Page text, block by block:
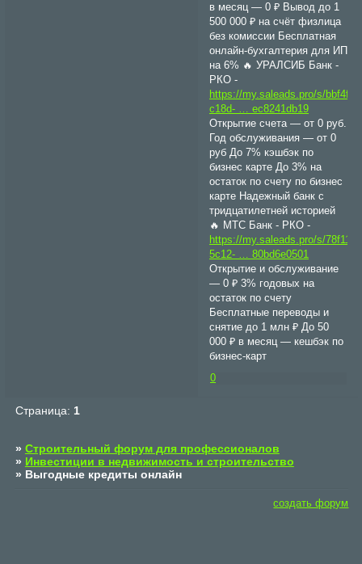
в месяц — 0 ₽ Вывод до 1
500 000 ₽ на счёт физлица
без комиссии Бесплатная
онлайн-бухгалтерия для ИП
на 6% 🔥 УРАЛСИБ Банк -
РКО -
https://my.saleads.pro/s/
c18d- … ec8241db19
Открытие счета — от 0 руб.
Год обслуживания — от 0
руб До 7% кэшбэк по
бизнес карте До 3% на
остаток по счету по бизнес
карте Надежный банк с
тридцатилетней историей
🔥 МТС Банк - РКО -
https://my.saleads.pro/s/
5c12- … 80bd6e0501
Открытие и обслуживание
— 0 ₽ 3% годовых на
остаток по счету
Бесплатные переводы и
снятие до 1 млн ₽ До 50
000 ₽ в месяц — кешбэк по
бизнес-карт
0
Страница: 1
» Строительный форум для профессионалов
» Инвестиции в недвижимость и строительство
» Выгодные кредиты онлайн
создать форум